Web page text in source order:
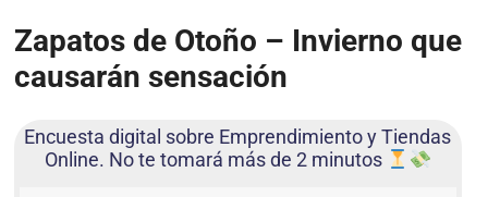
Zapatos de Otoño – Invierno que
causarán sensación
Encuesta digital sobre Emprendimiento y Tiendas
Online. No te tomará más de 2 minutos